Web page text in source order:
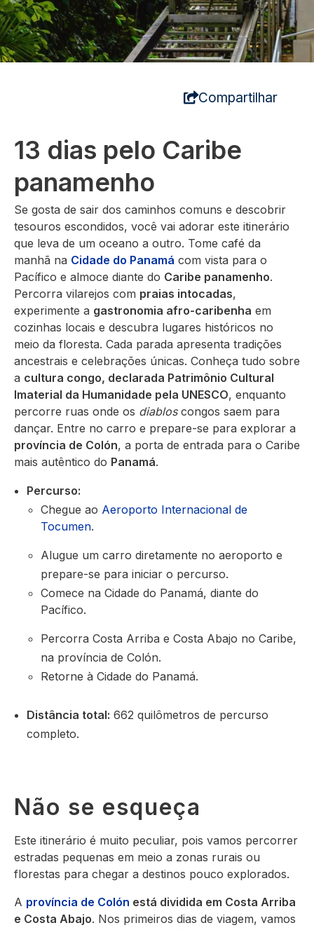
Compartilhar
13 dias pelo Caribe
panamenho
Se gosta de sair dos caminhos comuns e descobrir
tesouros escondidos, você vai adorar este itinerário
que leva de um oceano a outro. Tome café da
manhã na Cidade do Panamá com vista para o
Pacífico e almoce diante do Caribe panamenho.
Percorra vilarejos com praias intocadas,
experimente a gastronomia afro-caribenha em
cozinhas locais e descubra lugares históricos no
meio da floresta. Cada parada apresenta tradições
ancestrais e celebrações únicas. Conheça tudo sobre
a cultura congo, declarada Patrimônio Cultural
Imaterial da Humanidade pela UNESCO, enquanto
percorre ruas onde os diabloscongos saem para
dançar. Entre no carro e prepare-se para explorar a
província de Colón, a porta de entrada para o Caribe
mais autêntico do Panamá.
Percurso:
Chegue ao Aeroporto Internacional de
Tocumen.
Alugue um carro diretamente no aeroporto e
prepare-se para iniciar o percurso.
Comece na Cidade do Panamá, diante do
Pacífico.
Percorra Costa Arriba e Costa Abajo no Caribe,
na província de Colón.
Retorne à Cidade do Panamá.
Distância total: 662 quilômetros de percurso
completo.
Não se esqueça
Este itinerário é muito peculiar, pois vamos percorrer
estradas pequenas em meio a zonas rurais ou
florestas para chegar a destinos pouco explorados.
A província de Colón está dividida em Costa Arriba
e Costa Abajo. Nos primeiros dias de viagem, vamos